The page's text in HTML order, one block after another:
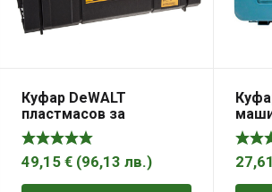
Куфар DeWALT
пластмасов за
инструменти
227х330х558 мм, 20 кг,
черен, DWST1-75654
49,15 € (96,13 лв.)